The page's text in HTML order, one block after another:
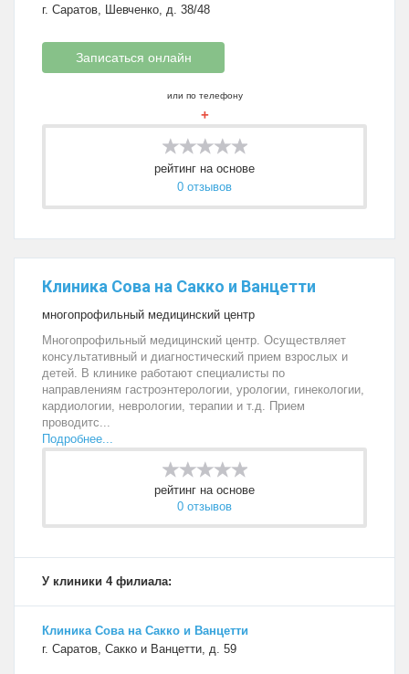
г. Саратов, Шевченко, д. 38/48
Записаться онлайн
или по телефону
+
рейтинг на основе
0 отзывов
Клиника Сова на Сакко и Ванцетти
многопрофильный медицинский центр
Многопрофильный медицинский центр. Осуществляет
консультативный и диагностический прием взрослых и
детей. В клинике работают специалисты по
направлениям гастроэнтерологии, урологии, гинекологии,
кардиологии, неврологии, терапии и т.д. Прием
проводитс...
Подробнее...
рейтинг на основе
0 отзывов
У клиники 4 филиала:
Клиника Сова на Сакко и Ванцетти
г. Саратов, Сакко и Ванцетти, д. 59